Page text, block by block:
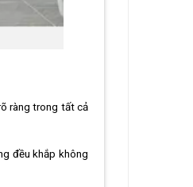
ràng trong tất cả
đều khắp không